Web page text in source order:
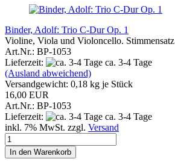
Binder, Adolf: Trio C-Dur Op. 1
Violine, Viola und Violoncello. Stimmensatz
Art.Nr.: BP-1053
Lieferzeit:
ca. 3-4 Tage
(Ausland abweichend)
Versandgewicht: 0,18 kg je Stück
16,00 EUR
Art.Nr.: BP-1053
Lieferzeit:
ca. 3-4 Tage
inkl. 7% MwSt. zzgl. Versand
In den Warenkorb